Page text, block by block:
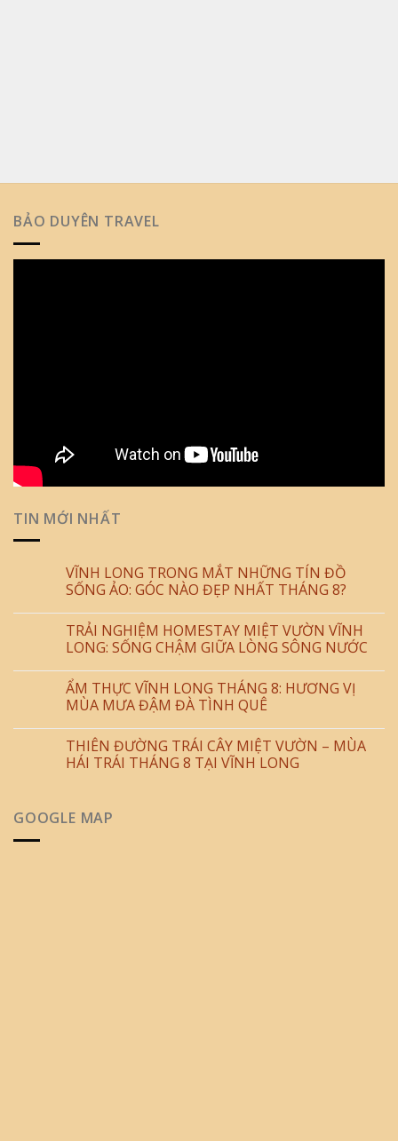
BẢO DUYÊN TRAVEL
TIN MỚI NHẤT
VĨNH LONG TRONG MẮT NHỮNG TÍN ĐỒ
SỐNG ẢO: GÓC NÀO ĐẸP NHẤT THÁNG 8?
TRẢI NGHIỆM HOMESTAY MIỆT VƯỜN VĨNH
LONG: SỐNG CHẬM GIỮA LÒNG SÔNG NƯỚC
ẨM THỰC VĨNH LONG THÁNG 8: HƯƠNG VỊ
MÙA MƯA ĐẬM ĐÀ TÌNH QUÊ
THIÊN ĐƯỜNG TRÁI CÂY MIỆT VƯỜN – MÙA
HÁI TRÁI THÁNG 8 TẠI VĨNH LONG
GOOGLE MAP